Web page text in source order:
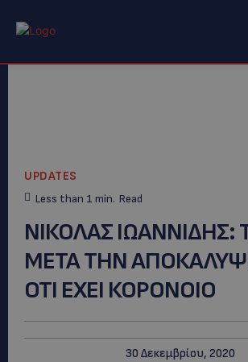
UPDATES
Less than 1 min. Read
ΝΙΚΟΛΑΣ ΙΩΑΝΝΙΔΗΣ:
META THN
ΟΤΙ ΕΧΕΙ ΚΟΡΟΝΟΙΟ
30 Δεκεμβρίου, 2020